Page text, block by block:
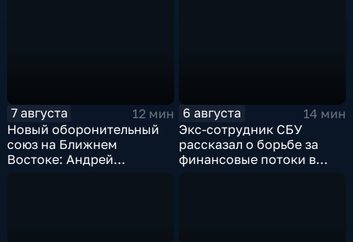
7 августа
12 мин
Новый оборонительный
союз на Ближнем
Востоке: Андрей
6 августа
14 мин
Экс-сотрудник СБУ
рассказал о борьбе за
финансовые потоки в